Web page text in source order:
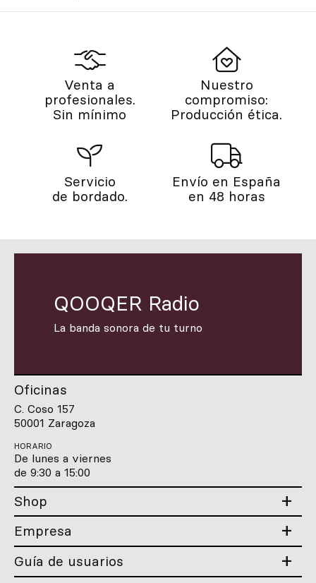
Venta a
profesionales.
Sin mínimo
Nuestro
compromiso:
Producción ética.
Servicio
de bordado.
Envío en España
en 48 horas
QOOQER Radio
La banda sonora de tu turno
Oficinas
C. Coso 157
50001 Zaragoza
HORARIO
De lunes a viernes
de 9:30 a 15:00
Shop
Empresa
Guía de usuarios